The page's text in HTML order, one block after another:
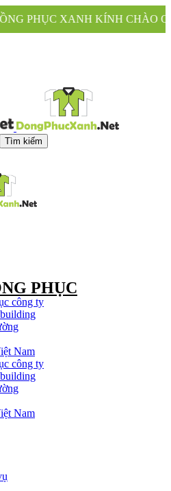
QUÝ KHÁCH
Tìm kiếm
PHỤC
công ty
Nam
công ty
Nam